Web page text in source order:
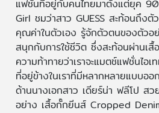
แฟชั่นที่อยู่กับคนไทยมาตั้งแต่ยุค
Girl ชมว่าสาว GUESS สะท้อนถึง
คุณค่าในตัวเอง รู้จักตัวตนของตัวอ
สนุกกับการใช้ชีวิต ซึ่งสะท้อนผ่านเสื้
ความท้าทายว่าเราจะแมตช์แฟชั่นไอ
ที่อยู่ข้างในเราที่มีหลากหลายแบบออ
ด้านนางเอกสาว เดียร์น่า ฟลีโป ส
อย่าง เสื้อกั๊กยีนส์ Cropped